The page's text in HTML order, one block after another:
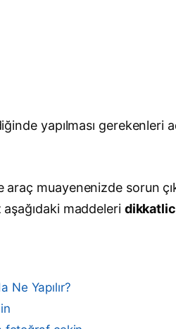
yapılması gerekenleri
muayenenizde sorun
maddeleri
Yapılır?